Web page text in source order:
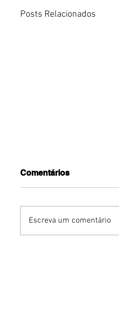
Posts Relacionados
Comentários
Escreva um comentário